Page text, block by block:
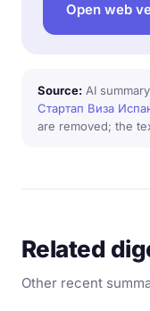
Open web
Source: AI
Стартап Виза
are removed; the
Related
Other recent